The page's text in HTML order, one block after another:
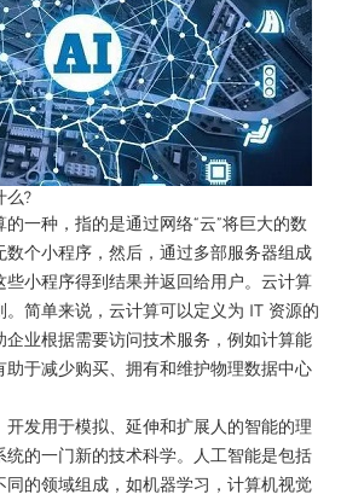
么?
一种，指的是通过网络“云”将巨大的数
个小程序，然后，通过多部服务器组成
些小程序得到结果并返回给用户。云计算
简单来说，云计算可以定义为 IT 资源的
业根据需要访问技术服务，例如计算能
助于减少购买、拥有和维护物理数据中心
开发用于模拟、延伸和扩展人的智能的理
的一门新的技术科学。人工智能是包括
的领域组成，如机器学习，计算机视觉